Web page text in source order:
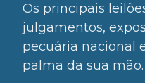
Os principais
julgamentos,
pecuária nacional
palma da sua mão.